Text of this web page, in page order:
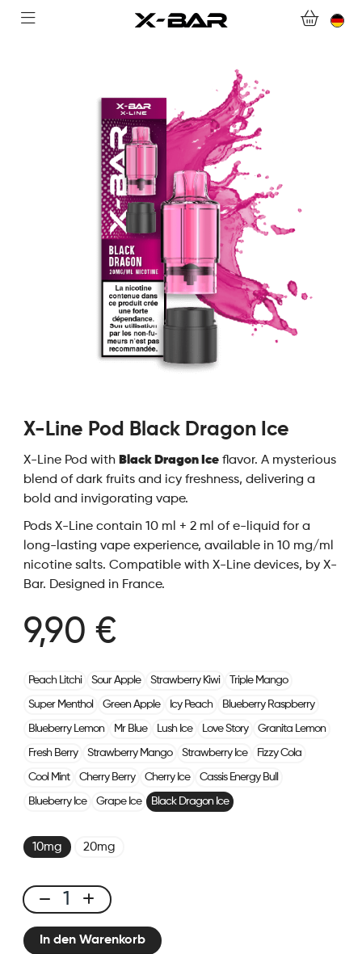
ABONNEMENTS
COLLECTIONS
KONTAKTIERE UNS.
WERDEN SIE X-BAR-GROSSHÄNDLER
X-Line Pod Black Dragon Ice
X-Line Pod with Black Dragon Iceflavor. A mysterious
blend of dark fruits and icy freshness, delivering a
bold and invigorating vape.
Pods X-Line contain 10 ml + 2 ml of e-liquid for a
long-lasting vape experience, available in 10 mg/ml
nicotine salts. Compatible with X-Line devices, by X-
Bar. Designed in France.
9,90 €
Peach Litchi Sour Apple Strawberry Kiwi Triple Mango
Super Menthol Green Apple Icy Peach Blueberry Raspberry
Blueberry Lemon Mr Blue Lush Ice Love Story Granita Lemon
Fresh Berry Strawberry Mango Strawberry Ice Fizzy Cola
Cool Mint Cherry Berry Cherry Ice Cassis Energy Bull
Blueberry Ice Grape Ice Black Dragon Ice
10mg 20mg
X-
Line
PodIn den Warenkorb